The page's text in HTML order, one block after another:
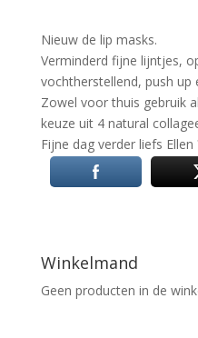
Nieuw de lip masks.
Verminderd fijne lijntjes,
vochtherstellend, push up
Zowel voor thuis gebruik
keuze uit 4 natural
Fijne dag verder liefs Ellen
Winkelmand
Geen producten in de